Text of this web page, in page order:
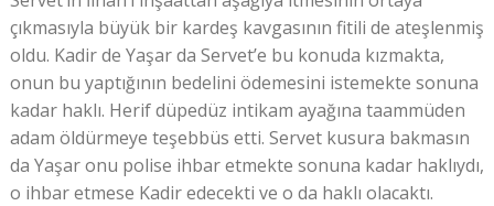
çıkmasıyla büyük bir kardeş kavgasının fitili de ateşlenmiş
oldu. Kadir de Yaşar da Servet’e bu konuda kızmakta,
onun bu yaptığının bedelini ödemesini istemekte sonuna
kadar haklı. Herif düpedüz intikam ayağına taammüden
adam öldürmeye teşebbüs etti. Servet kusura bakmasın
da Yaşar onu polise ihbar etmekte sonuna kadar haklıydı,
o ihbar etmese Kadir edecekti ve o da haklı olacaktı.